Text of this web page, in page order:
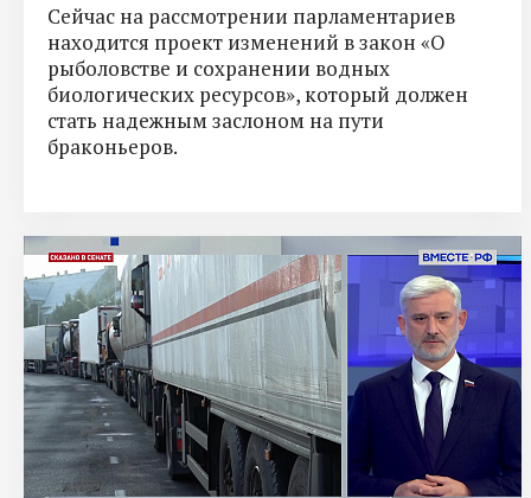
Сейчас на рассмотрении парламентариев
находится проект изменений в закон «О
рыболовстве и сохранении водных
биологических ресурсов», который должен
стать надежным заслоном на пути
браконьеров.